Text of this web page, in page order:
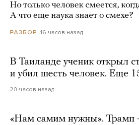
Но только человек смеется,
А что еще наука знает о смехе?
РАЗБОР 16 часов назад
В Таиланде ученик открыл
и убил шесть человек. Еще
20 часов назад
«Нам самим нужны». Трамп